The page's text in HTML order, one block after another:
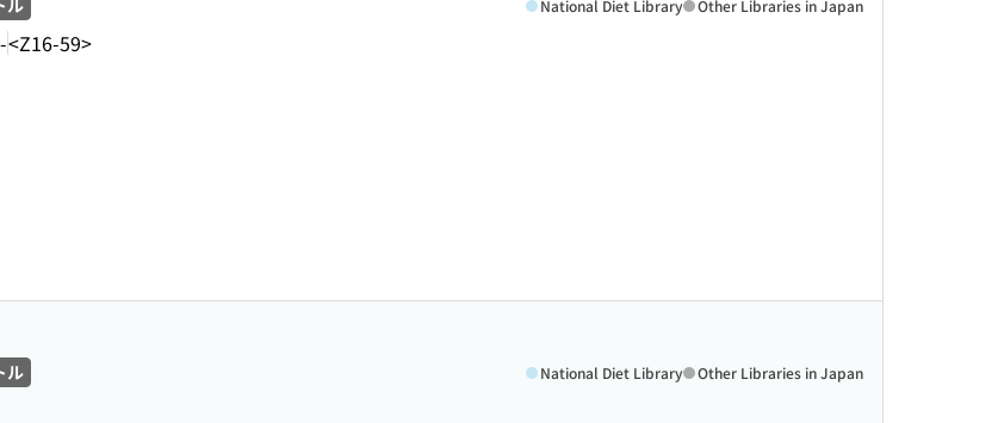
ル
<Z16-59>
National Diet Library Other Libraries in Japan
ル National Diet Library Other Libraries in Japan